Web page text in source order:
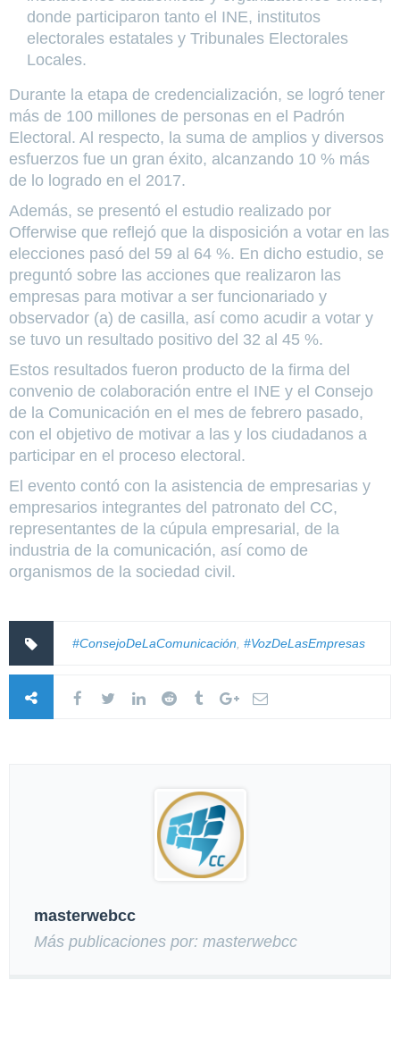
donde participaron tanto el INE, institutos
electorales estatales y Tribunales Electorales
Locales.
Durante la etapa de credencialización, se logró tener
más de 100 millones de personas en el Padrón
Electoral. Al respecto, la suma de amplios y diversos
esfuerzos fue un gran éxito, alcanzando 10 % más
de lo logrado en el 2017.
Además, se presentó el estudio realizado por
Offerwise que reflejó que la disposición a votar en las
elecciones pasó del 59 al 64 %. En dicho estudio, se
preguntó sobre las acciones que realizaron las
empresas para motivar a ser funcionariado y
observador (a) de casilla, así como acudir a votar y
se tuvo un resultado positivo del 32 al 45 %.
Estos resultados fueron producto de la firma del
convenio de colaboración entre el INE y el Consejo
de la Comunicación en el mes de febrero pasado,
con el objetivo de motivar a las y los ciudadanos a
participar en el proceso electoral.
El evento contó con la asistencia de empresarias y
empresarios integrantes del patronato del CC,
representantes de la cúpula empresarial, de la
industria de la comunicación, así como de
organismos de la sociedad civil.
#ConsejoDeLaComunicación #VozDeLasEmpresas
masterwebcc
Más publicaciones por: masterwebcc